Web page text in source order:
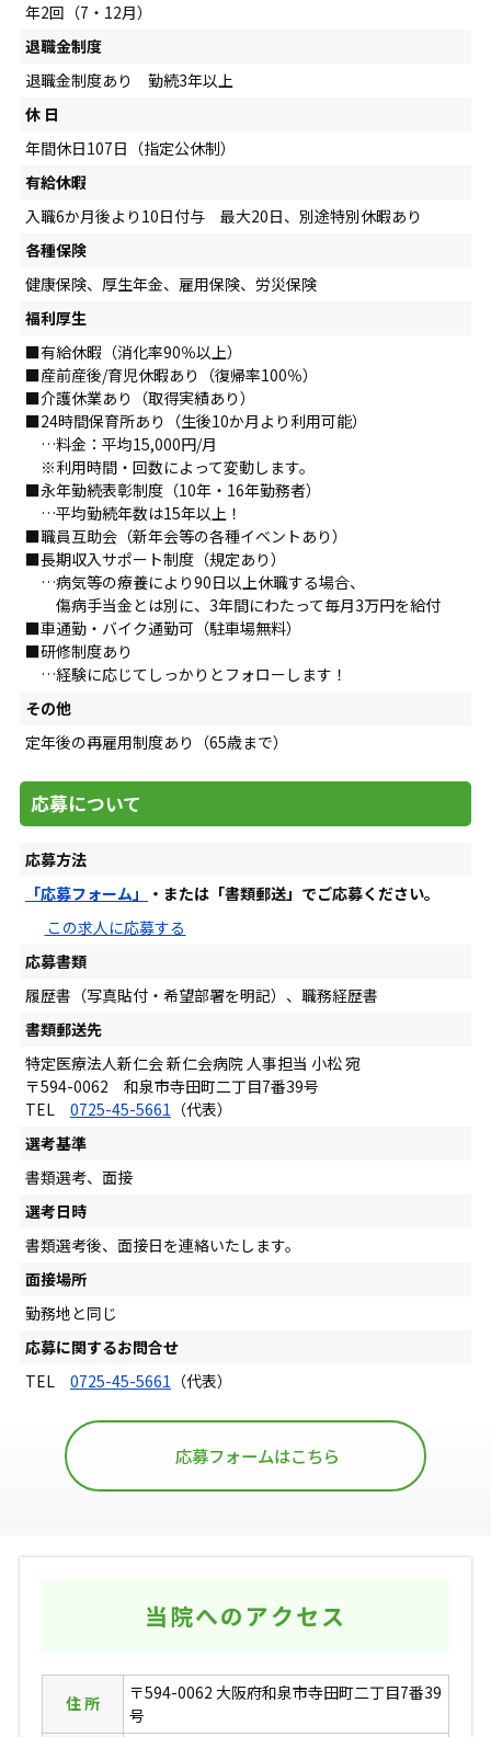
年2回（7・12月）
退職金制度
退職金制度あり 勤続3年以上
休 日
年間休日107日（指定公休制）
有給休暇
入職6か月後より10日付与 最大20日、別途特別休暇あり
各種保険
健康保険、厚生年金、雇用保険、労災保険
福利厚生
■有給休暇（消化率90％以上）
■産前産後/育児休暇あり（復帰率100％）
■介護休業あり（取得実績あり）
■24時間保育所あり（生後10か月より利用可能）
…料金：平均15,000円/月
※利用時間・回数によって変動します。
■永年勤続表彰制度（10年・16年勤務者）
…平均勤続年数は15年以上！
■職員互助会（新年会等の各種イベントあり）
■長期収入サポート制度（規定あり）
…病気等の療養により90日以上休職する場合、
傷病手当金とは別に、3年間にわたって毎月3万円を給付
■車通勤・バイク通勤可（駐車場無料）
■研修制度あり
…経験に応じてしっかりとフォローします！
その他
定年後の再雇用制度あり（65歳まで）
応募について
応募方法
「応募フォーム」
・または「書類郵送」でご応募ください。
この求人に応募する
応募書類
履歴書（写真貼付・希望部署を明記）、職務経歴書
書類郵送先
特定医療法人新仁会 新仁会病院 人事担当 小松 宛
〒594-0062 和泉市寺田町二丁目7番39号
TEL 0725-45-5661 （代表）
選考基準
書類選考、面接
選考日時
書類選考後、面接日を連絡いたします。
面接場所
勤務地と同じ
応募に関するお問合せ
TEL 0725-45-5661 （代表）
応募フォームはこちら
当院へのアクセス
住 所
〒594-0062 大阪府和泉市寺田町二丁目7番39
号